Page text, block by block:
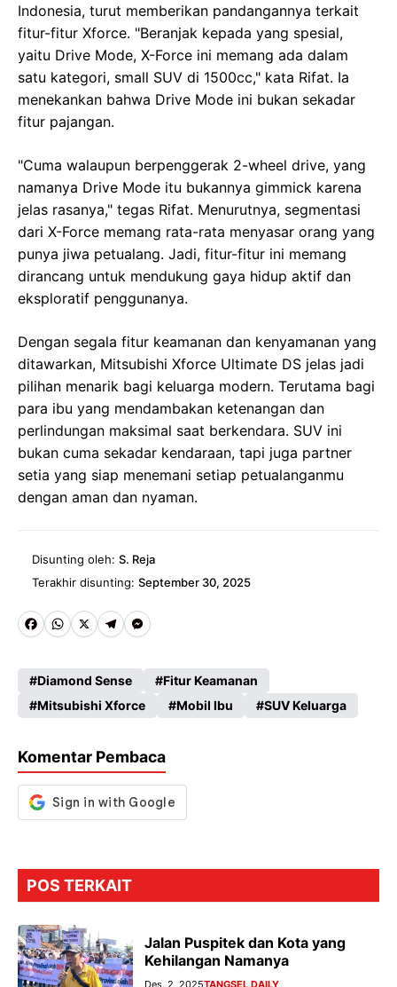
Indonesia, turut memberikan pandangannya terkait
fitur-fitur Xforce. "Beranjak kepada yang spesial,
yaitu Drive Mode, X-Force ini memang ada dalam
satu kategori, small SUV di 1500cc," kata Rifat. Ia
menekankan bahwa Drive Mode ini bukan sekadar
fitur pajangan.
"Cuma walaupun berpenggerak 2-wheel drive, yang
namanya Drive Mode itu bukannya gimmick karena
jelas rasanya," tegas Rifat. Menurutnya, segmentasi
dari X-Force memang rata-rata menyasar orang yang
punya jiwa petualang. Jadi, fitur-fitur ini memang
dirancang untuk mendukung gaya hidup aktif dan
eksploratif penggunanya.
Dengan segala fitur keamanan dan kenyamanan yang
ditawarkan, Mitsubishi Xforce Ultimate DS jelas jadi
pilihan menarik bagi keluarga modern. Terutama bagi
para ibu yang mendambakan ketenangan dan
perlindungan maksimal saat berkendara. SUV ini
bukan cuma sekadar kendaraan, tapi juga partner
setia yang siap menemani setiap petualanganmu
dengan aman dan nyaman.
Disunting oleh: S. Reja
Terakhir disunting: September 30, 2025
Fa
b
o
k
W
ts
A
p
X
Te
gr
a
M
se
n
er
Diamond Sense
Fitur Keamanan
Mitsubishi Xforce
Mobil Ibu SUV Keluarga
Komentar Pembaca
POS TERKAIT
Jalan Puspitek dan Kota yang
Kehilangan Namanya